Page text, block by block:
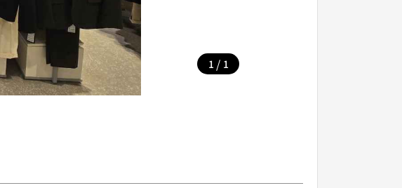
1 / 1